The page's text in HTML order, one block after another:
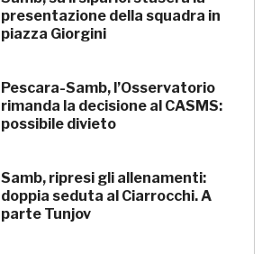
presentazione della squadra in
piazza Giorgini
Pescara-Samb, l’Osservatorio
rimanda la decisione al CASMS:
possibile divieto
Samb, ripresi gli allenamenti:
doppia seduta al Ciarrocchi. A
parte Tunjov